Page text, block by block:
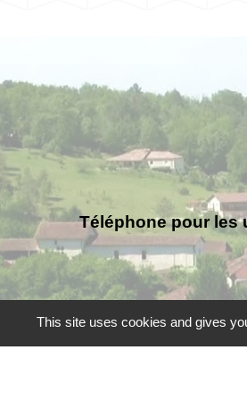
Téléphone pour les
This site uses cookies and gives